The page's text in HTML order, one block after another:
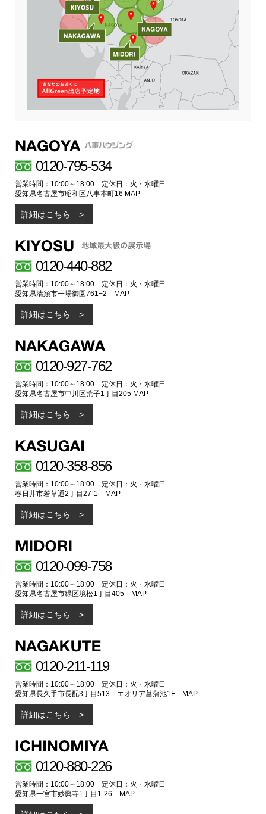
0120-795-534
営業時間：10:00～18:00 定休日：火・水曜日
愛知県名古屋市昭和区八事本町16 MAP
詳細はこちら
0120-440-882
営業時間：10:00～18:00 定休日：火・水曜日
愛知県清須市一場御園761−2
MAP
詳細はこちら
0120-927-762
営業時間：10:00～18:00 定休日：火・水曜日
愛知県名古屋市中川区荒子1丁目205 MAP
詳細はこちら
0120-358-856
営業時間：10:00～18:00 定休日：火・水曜日
春日井市若草通2丁目27-1
MAP
詳細はこちら
0120-099-758
営業時間：10:00～18:00 定休日：火・水曜日
愛知県名古屋市緑区境松1丁目405
MAP
詳細はこちら
0120-211-119
営業時間：10:00～18:00 定休日：火・水曜日
愛知県長久手市長配3丁目513 エオリア菖蒲池1F
MAP
詳細はこちら
0120-880-226
営業時間：10:00～18:00 定休日：火・水曜日
愛知県一宮市妙興寺1丁目1-26 MAP